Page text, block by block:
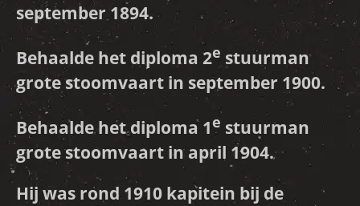
september 1894.
Behaalde het diploma 2e stuurman
grote stoomvaart in september 1900.
Behaalde het diploma 1e stuurman
grote stoomvaart in april 1904.
Hij was rond 1910 kapitein bij de